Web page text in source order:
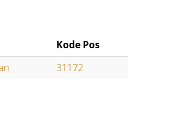
Kode Pos
31172